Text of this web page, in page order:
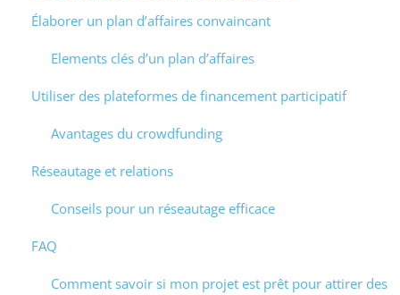
Élaborer un plan d’affaires convaincant
Elements clés d’un plan d’affaires
Utiliser des plateformes de financement participatif
Avantages du crowdfunding
Réseautage et relations
Conseils pour un réseautage efficace
FAQ
Comment savoir si mon projet est prêt pour attirer des